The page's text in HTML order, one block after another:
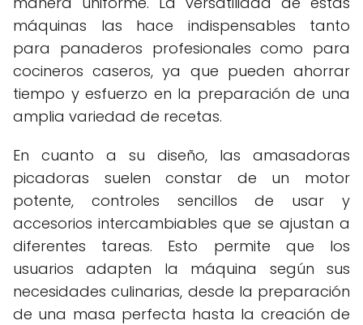
máquinas las hace indispensables tanto
para panaderos profesionales como para
cocineros caseros, ya que pueden ahorrar
tiempo y esfuerzo en la preparación de una
amplia variedad de recetas.
En cuanto a su diseño, las amasadoras
picadoras suelen constar de un motor
potente, controles sencillos de usar y
accesorios intercambiables que se ajustan a
diferentes tareas. Esto permite que los
usuarios adapten la máquina según sus
necesidades culinarias, desde la preparación
de una masa perfecta hasta la creación de